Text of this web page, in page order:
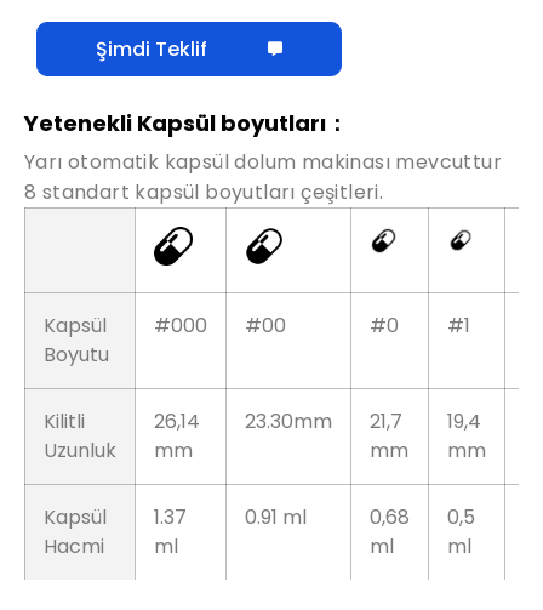
Şimdi Teklif
Yetenekli Kapsül boyutları：
Yarı otomatik kapsül dolum makinası mevcuttur
8 standart kapsül boyutları çeşitleri.
Kapsül
Boyutu
#000 #00 #0 #1
Kilitli
Uzunluk
26,14
mm
23.30mm
21,7
mm
19,4
mm
Kapsül
Hacmi
1.37
ml
0.91 ml
0,68
ml
0,5
ml